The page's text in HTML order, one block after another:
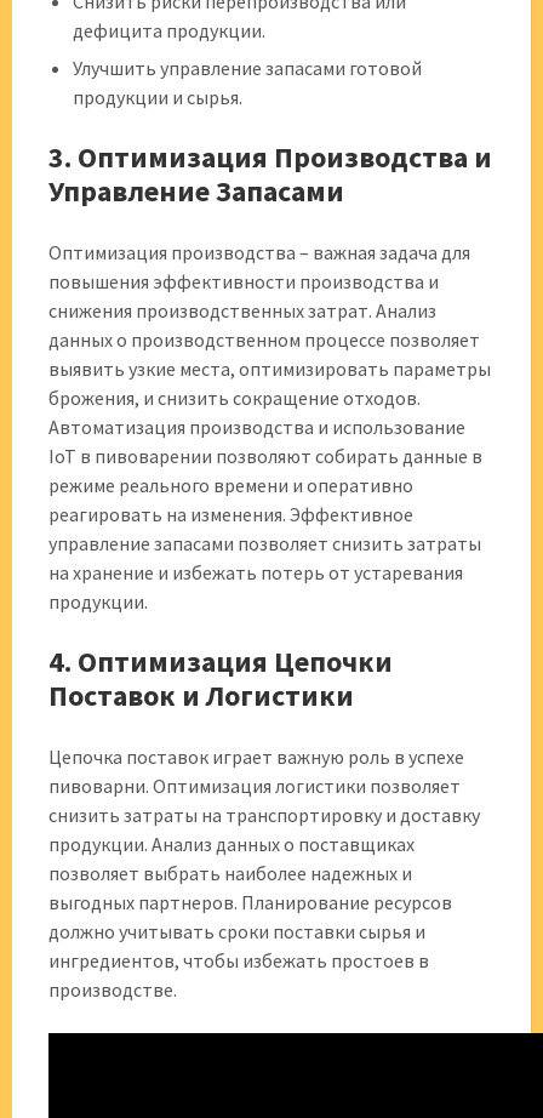
дефицита продукции.
Улучшить управление запасами готовой
продукции и сырья.
3. Оптимизация Производства и
Управление Запасами
Оптимизация производства – важная задача для
повышения эффективности производства и
снижения производственных затрат. Анализ
данных о производственном процессе позволяет
выявить узкие места, оптимизировать параметры
брожения, и снизить сокращение отходов.
Автоматизация производства и использование
IoT в пивоварении позволяют собирать данные в
режиме реального времени и оперативно
реагировать на изменения. Эффективное
управление запасами позволяет снизить затраты
на хранение и избежать потерь от устаревания
продукции.
4. Оптимизация Цепочки
Поставок и Логистики
Цепочка поставок играет важную роль в успехе
пивоварни. Оптимизация логистики позволяет
снизить затраты на транспортировку и доставку
продукции. Анализ данных о поставщиках
позволяет выбрать наиболее надежных и
выгодных партнеров. Планирование ресурсов
должно учитывать сроки поставки сырья и
ингредиентов, чтобы избежать простоев в
производстве.